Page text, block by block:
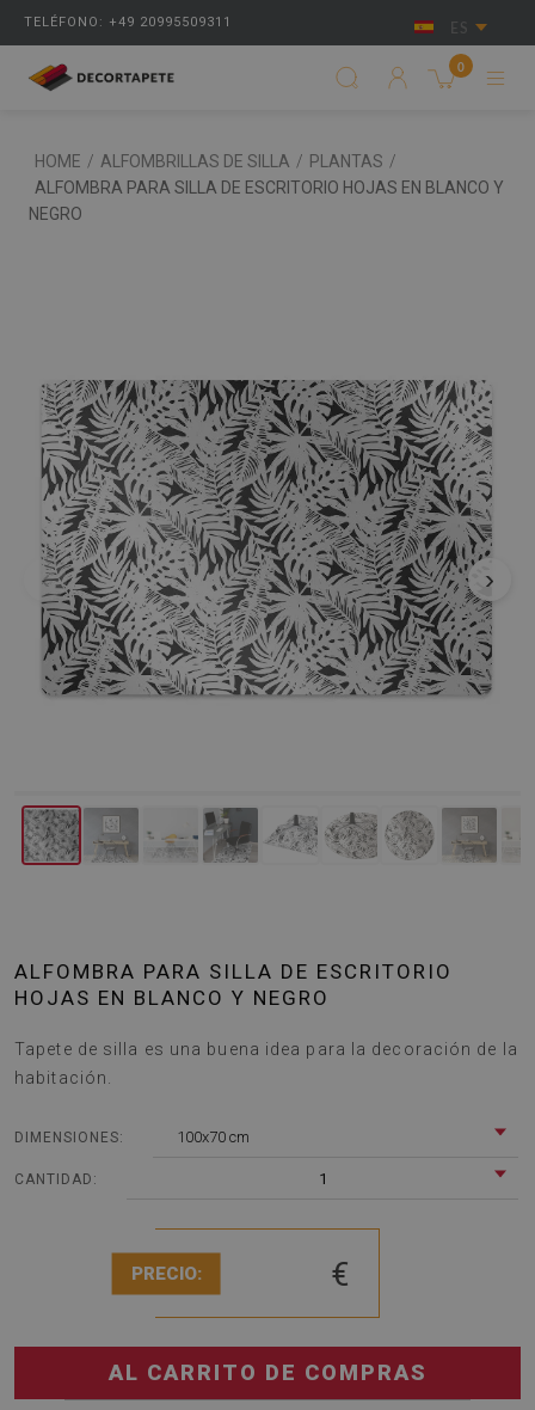
TELÉFONO: +49 20995509311 ES
0
HOME / ALFOMBRILLAS DE SILLA / PLANTAS /
ALFOMBRA PARA SILLA DE ESCRITORIO HOJAS EN BLANCO Y
NEGRO
‹ ›
ALFOMBRA PARA SILLA DE ESCRITORIO
HOJAS EN BLANCO Y NEGRO
Tapete de silla es una buena idea para la decoración de la
habitación.
DIMENSIONES: 100x70 cm
CANTIDAD: 1
PRECIO: €
AL CARRITO DE COMPRAS